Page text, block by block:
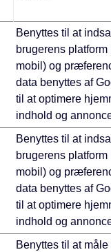
Benyttes til at
brugerens platform
mobil) og
data benyttes af
til at optimere
indhold og
Benyttes til at
brugerens platform
mobil) og
data benyttes af
til at optimere
indhold og
Benyttes til at